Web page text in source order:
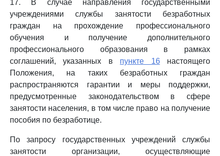
17. В случае направления государственными
учреждениями службы занятости безработных
граждан на прохождение профессионального
обучения и получение дополнительного
профессионального образования в рамках
соглашений, указанных в пункте 16настоящего
Положения, на таких безработных граждан
распространяются гарантии и меры поддержки,
предусмотренные законодательством в сфере
занятости населения, в том числе право на получение
пособия по безработице.
По запросу государственных учреждений службы
занятости организации, осуществляющие